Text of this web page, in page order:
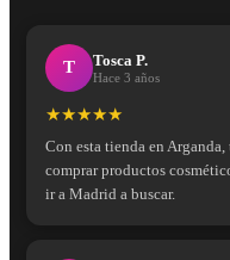
T Tosca P.
Hace 3 años
★★★★★
Con esta tienda en
comprar productos
ir a Madrid a buscar.